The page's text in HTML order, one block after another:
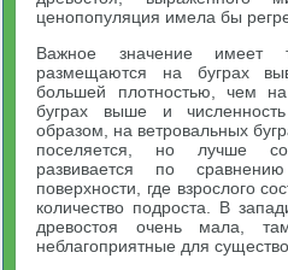
ценопопуляция имела бы
Важное значение имеет
размещаются на буграх
большей плотностью, чем
буграх выше и
образом, на ветровальных
поселяется, но лучше
развивается по
поверхности, где взрослого
количество подроста. В
древостоя очень мала,
неблагоприятные для